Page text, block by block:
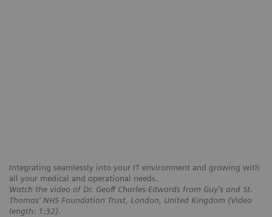
Integrating seamlessly into your IT environment and growing with
all your medical and operational needs.
Watch the video of Dr. Geoff Charles-Edwards from Guy's and St.
Thomas' NHS Foundation Trust, London, United Kingdom (Video
length: 1:32).